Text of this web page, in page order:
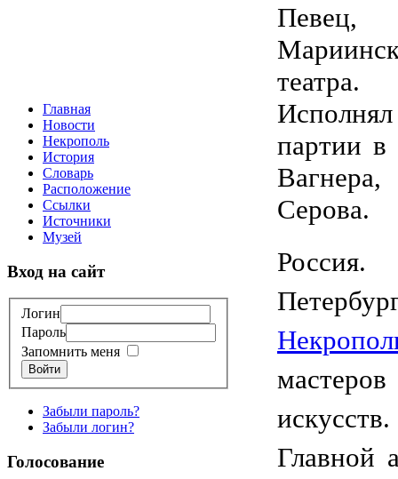
Главная
Новости
Некрополь
История
Словарь
Расположение
Ссылки
Источники
Музей
Вход на сайт
Логин
Пароль
Запомнить меня
Войти
Забыли пароль?
Забыли логин?
Голосование
Певец,
театра.
Исполнял
партии в
Серова.
Россия.
мастеров
Главной